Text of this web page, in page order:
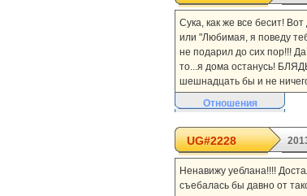
Сука, как же все бесит!
или "Любимая, я поведу
не подарил до сих пор!!!
то...я дома останусь!
шешнадцать бы и не
Отношения
UG#2228
Ненавижу уеблана!!!!
съебалась бы давно от